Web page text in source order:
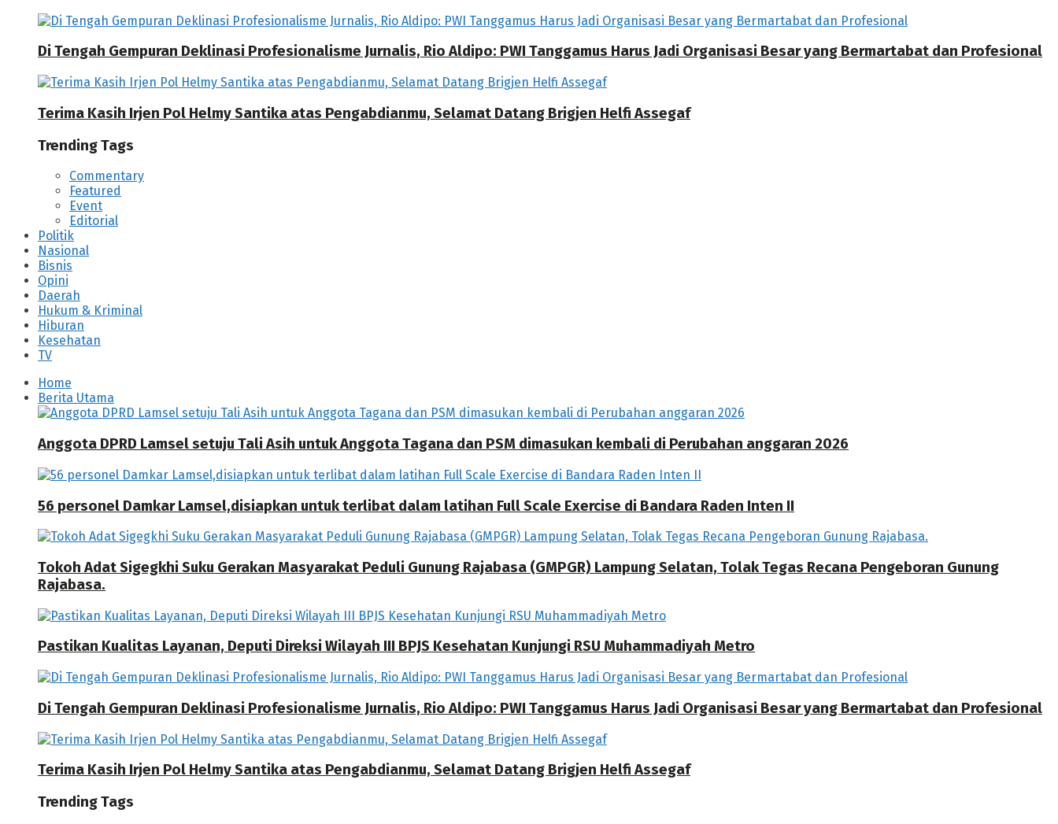
Di Tengah Gempuran Deklinasi Profesionalisme Jurnalis, Rio Aldipo: PWI Tanggamus Harus Jadi Organisasi Besar yang Bermartabat dan Profesional
Terima Kasih Irjen Pol Helmy Santika atas Pengabdianmu, Selamat Datang Brigjen Helfi Assegaf
Trending Tags
Commentary
Featured
Event
Editorial
Politik
Nasional
Bisnis
Opini
Daerah
Hukum & Kriminal
Hiburan
Kesehatan
TV
Home
Berita Utama
Anggota DPRD Lamsel setuju Tali Asih untuk Anggota Tagana dan PSM dimasukan kembali di Perubahan anggaran 2026
56 personel Damkar Lamsel,disiapkan untuk terlibat dalam latihan Full Scale Exercise di Bandara Raden Inten II
Tokoh Adat Sigegkhi Suku Gerakan Masyarakat Peduli Gunung Rajabasa (GMPGR) Lampung Selatan, Tolak Tegas Recana Pengeboran Gunung
Rajabasa.
Pastikan Kualitas Layanan, Deputi Direksi Wilayah III BPJS Kesehatan Kunjungi RSU Muhammadiyah Metro
Di Tengah Gempuran Deklinasi Profesionalisme Jurnalis, Rio Aldipo: PWI Tanggamus Harus Jadi Organisasi Besar yang Bermartabat dan Profesional
Terima Kasih Irjen Pol Helmy Santika atas Pengabdianmu, Selamat Datang Brigjen Helfi Assegaf
Trending Tags